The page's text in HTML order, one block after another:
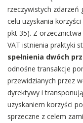
rzeczywistych zdarzeń
celu uzyskania
pkt 35). Z
VAT istnienia praktyki
spełnienia dwóch
odnośne transakcje
przewidzianych przez
dyrektywy i
uzyskaniem korzyści
sprzeczne z celem